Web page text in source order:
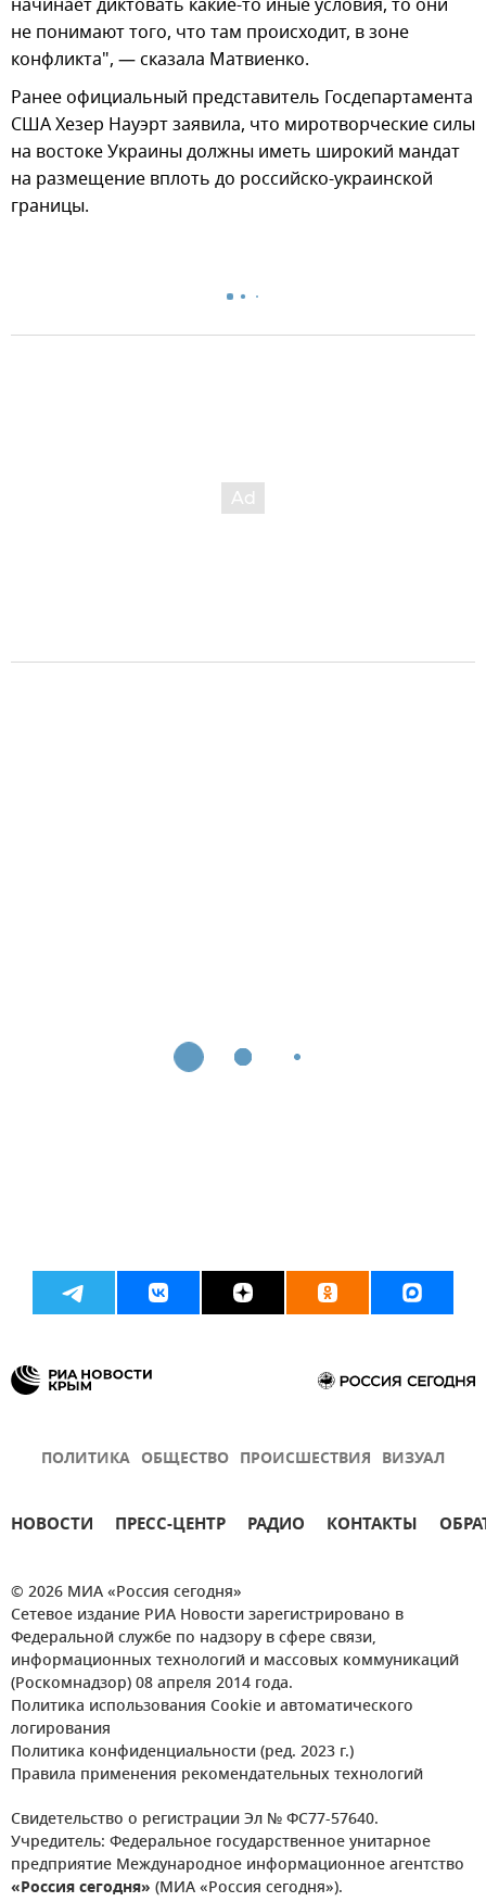
начинает диктовать какие-то иные условия, то они
не понимают того, что там происходит, в зоне
конфликта", — сказала Матвиенко.
Ранее официальный представитель Госдепартамента
США Хезер Науэрт заявила, что миротворческие силы
на востоке Украины должны иметь широкий мандат
на размещение вплоть до российско-украинской
границы.
ПОЛИТИКА ОБЩЕСТВО ПРОИСШЕСТВИЯ ВИЗУАЛ
НОВОСТИ ПРЕСС-ЦЕНТР РАДИО КОНТАКТЫ
© 2026 МИА «Россия сегодня»
Сетевое издание РИА Новости зарегистрировано в
Федеральной службе по надзору в сфере связи,
информационных технологий и массовых коммуникаций
(Роскомнадзор) 08 апреля 2014 года.
Политика использования Cookie и автоматического
логирования
Политика конфиденциальности (ред. 2023 г.)
Правила применения рекомендательных технологий
Свидетельство о регистрации Эл № ФС77-57640.
Учредитель: Федеральное государственное унитарное
предприятие Международное информационное агентство
«Россия сегодня» (МИА «Россия сегодня»).